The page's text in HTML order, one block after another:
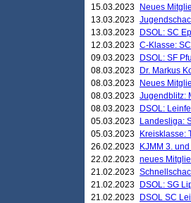
15.03.2023
Neues
13.03.2023
13.03.2023
DSOL: SC
12.03.2023 C-Klasse:
09.03.2023
DSOL: SF
08.03.2023
Dr. Markus
08.03.2023
Neues
08.03.2023 Jugendblitz:
08.03.2023
DSOL:
05.03.2023
Landesliga:
05.03.2023
Kreisklasse:
26.02.2023
KJMM 3.
22.02.2023 neues
21.02.2023
21.02.2023
DSOL: SG
21.02.2023
DSOL SC